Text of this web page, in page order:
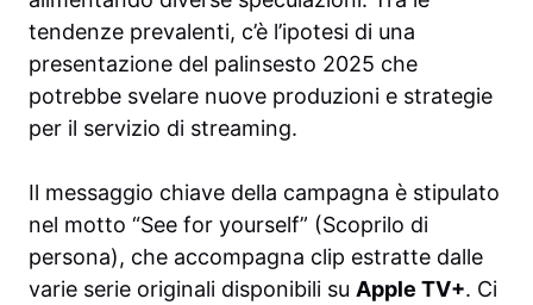
tendenze prevalenti, c’è l’ipotesi di una
presentazione del palinsesto 2025 che
potrebbe svelare nuove produzioni e strategie
per il servizio di streaming.
Il messaggio chiave della campagna è stipulato
nel motto “See for yourself” (Scoprilo di
persona), che accompagna clip estratte dalle
varie serie originali disponibili su Apple TV+. Ci